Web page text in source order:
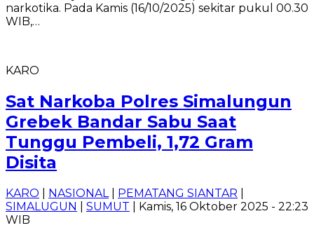
narkotika. Pada Kamis (16/10/2025) sekitar pukul 00.30
WIB,…
KARO
Sat Narkoba Polres Simalungun
Grebek Bandar Sabu Saat
Tunggu Pembeli, 1,72 Gram
Disita
KARO NASIONAL| PEMATANG SIANTAR
SIMALUGUN
SUMUT | Kamis, 16 Oktober 2025 - 22:23
WIB